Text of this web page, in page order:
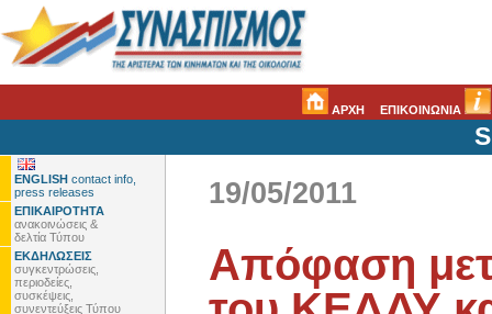
ΑΡΧΗ ΕΠΙΚΟΙΝΩΝΙΑ
ENGLISH contact info,
press releases
ΕΠΙΚΑΙΡΟΤΗΤΑ
ανακοινώσεις &
δελτία Τύπου
ΕΚΔΗΛΩΣΕΙΣ
συγκεντρώσεις,
περιοδείες,
συσκέψεις,
συνεντεύξεις Τύπου
19/05/2011
Απόφαση